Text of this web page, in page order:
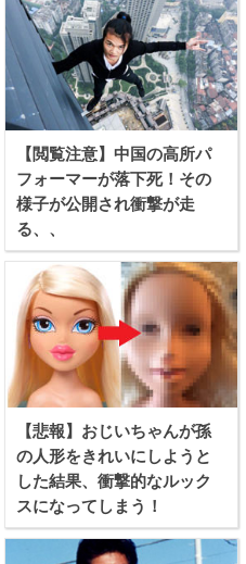
【閲覧注意】中国の高所パ
フォーマーが落下死！その
様子が公開され衝撃が走
る、、
【悲報】おじいちゃんが孫
の人形をきれいにしようと
した結果、衝撃的なルック
スになってしまう！